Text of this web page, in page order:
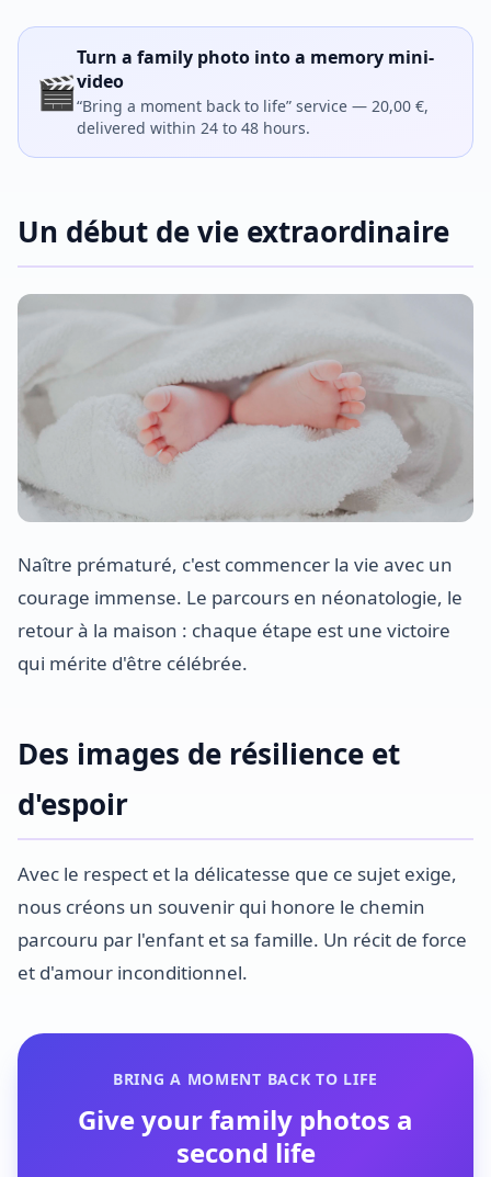
🎬
Turn a family photo into a memory mini-
video
“Bring a moment back to life” service — 20,00 €,
delivered within 24 to 48 hours.
Un début de vie extraordinaire
Naître prématuré, c'est commencer la vie avec un
courage immense. Le parcours en néonatologie, le
retour à la maison : chaque étape est une victoire
qui mérite d'être célébrée.
Des images de résilience et
d'espoir
Avec le respect et la délicatesse que ce sujet exige,
nous créons un souvenir qui honore le chemin
parcouru par l'enfant et sa famille. Un récit de force
et d'amour inconditionnel.
BRING A MOMENT BACK TO LIFE
Give your family photos a
second life